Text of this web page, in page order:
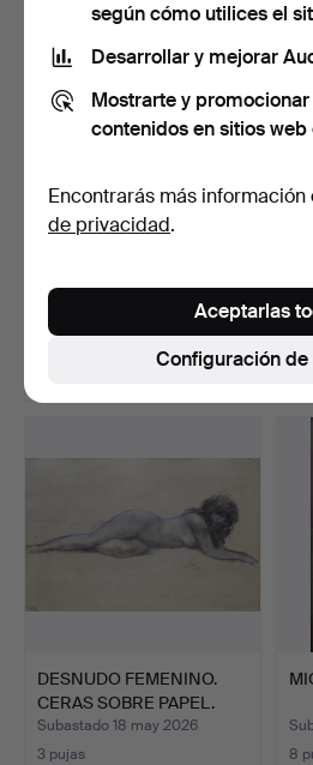
modernista. Firmado "R. C…
Subastado 19 may 2026
2
DESNUDO FEMENINO.
CERAS SOBRE PAPEL.
FIRMA…
Subastado 18 may 2026
3 pujas
8
según cómo utilices el
Desarrollar y mejorar
Mostrarte y
contenidos en sitios web
Encontrarás más información
de privacidad.
Configuración
Aceptarlas